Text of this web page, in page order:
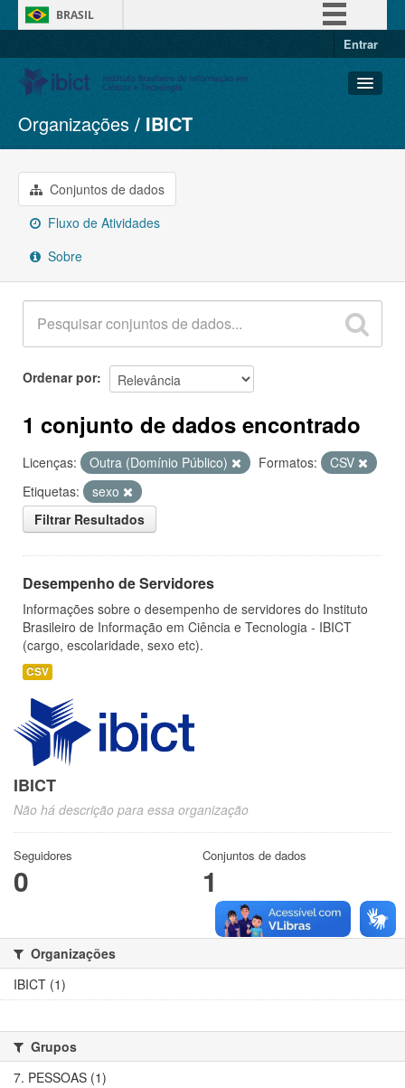
BRASIL
Entrar
Conjuntos de dados
Organizações
Grupos
Sobre
Organizações IBICT
Conjuntos de dados
Fluxo de Atividades
Sobre
Ordenar por
1 conjunto de dados encontrado
Licenças: Outra (Domínio Público) Formatos:
CSV
Etiquetas:
sexo
Filtrar Resultados
Desempenho de Servidores
Informações sobre o desempenho de servidores do Instituto
Brasileiro de Informação em Ciência e Tecnologia - IBICT
(cargo, escolaridade, sexo etc).
CSV
IBICT
Não há descrição para essa organização
Seguidores
0
Conjuntos de dados
1
Organizações
IBICT (1)
Grupos
7. PESSOAS (1)